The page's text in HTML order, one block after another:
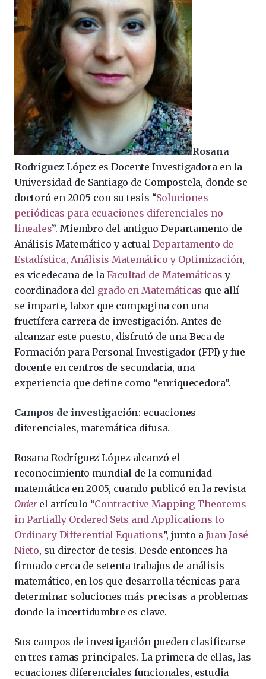
Rosana
Rodríguez Lópezes Docente Investigadora en la
Universidad de Santiago de Compostela, donde se
doctoró en 2005 con su tesis “Soluciones
periódicas para ecuaciones diferenciales no
lineales”. Miembro del antiguo Departamento de
Análisis Matemático y actual Departamento de
Estadística, Análisis Matemático y Optimización,
es vicedecana de la Facultad de Matemáticas y
coordinadora del grado en Matemáticas que allí
se imparte, labor que compagina con una
fructífera carrera de investigación. Antes de
alcanzar este puesto, disfrutó de una Beca de
Formación para Personal Investigador (FPI) y fue
docente en centros de secundaria, una
experiencia que define como “enriquecedora”.
Campos de investigación: ecuaciones
diferenciales, matemática difusa.
Rosana Rodríguez López alcanzó el
reconocimiento mundial de la comunidad
matemática en 2005, cuando publicó en la revista
Orderel artículo “Contractive Mapping Theorems
in Partially Ordered Sets and Applications to
Ordinary Differential Equations”, junto a Juan José
Nieto, su director de tesis. Desde entonces ha
firmado cerca de setenta trabajos de análisis
matemático, en los que desarrolla técnicas para
determinar soluciones más precisas a problemas
donde la incertidumbre es clave.
Sus campos de investigación pueden clasificarse
en tres ramas principales. La primera de ellas, las
ecuaciones diferenciales funcionales, estudia